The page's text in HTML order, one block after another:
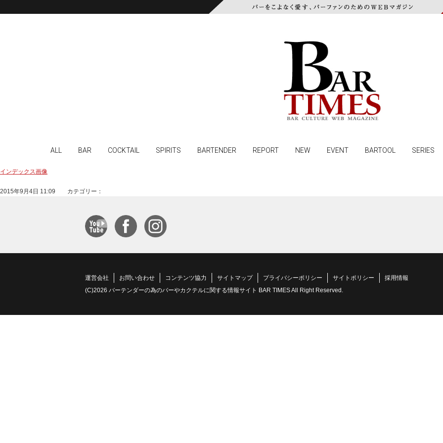
ALL BAR COCKTAIL SPIRITS BARTENDER REPORT NEW EVENT BARTOOL SERIES
インデックス画像
2015年9月4日 11:09 カテゴリー：
運営会社 お問い合わせ コンテンツ協力 サイトマップ プライバシーポリシー サイトポリシー
採用情報
(C)2026 バーテンダーの為のバーやカクテルに関する情報サイト BAR TIMES All Right Reserved.